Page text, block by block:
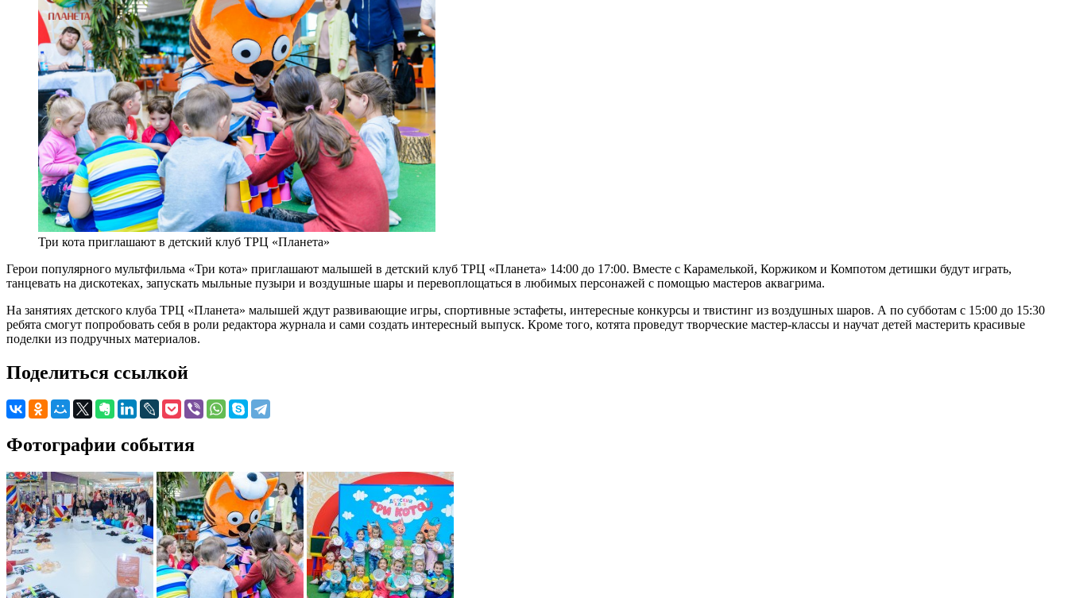
Три кота приглашают в детский клуб ТРЦ «Планета»
Герои популярного мультфильма «Три кота» приглашают малышей в детский клуб ТРЦ «Планета» 14:00 до 17:00. Вместе с Карамелькой, Коржиком и Компотом детишки будут играть,
танцевать на дискотеках, запускать мыльные пузыри и воздушные шары и перевоплощаться в любимых персонажей с помощью мастеров аквагрима.
На занятиях детского клуба ТРЦ «Планета» малышей ждут развивающие игры, спортивные эстафеты, интересные конкурсы и твистинг из воздушных шаров. А по субботам с 15:00 до 15:30
ребята смогут попробовать себя в роли редактора журнала и сами создать интересный выпуск. Кроме того, котята проведут творческие мастер-классы и научат детей мастерить красивые
поделки из подручных материалов.
Поделиться ссылкой
Фотографии события